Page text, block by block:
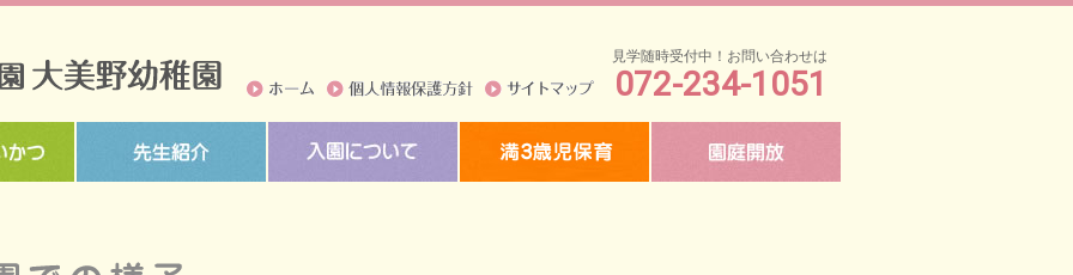
見学随時受付中！お問い合わせは
072-234-1051